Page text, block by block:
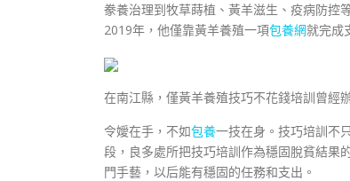
豢養治理到牧草蒔植、黃羊滋生、疫病防控
2019年，他僅靠黃羊養殖一項包養網就完成
在南江縣，僅黃羊養殖技巧不花錢培訓曾經
令嬡在手，不如包養一技在身。技巧培訓不
段，良多處所把技巧培訓作為穩固脫貧結果
門手藝，以后能有穩固的任務和支出。